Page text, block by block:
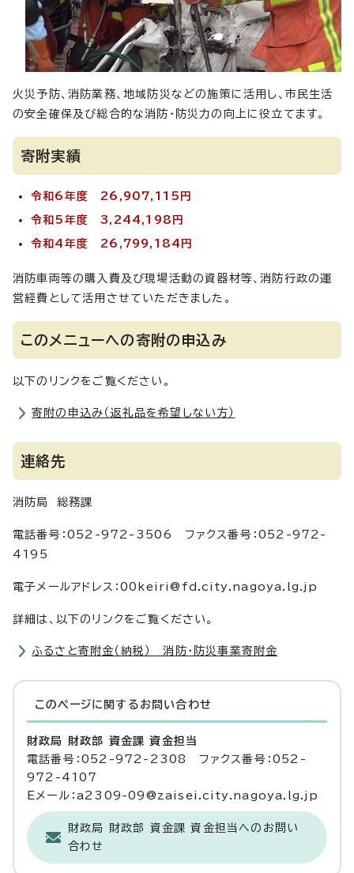
火災予防、消防業務、地域防災などの施策に活用し、市民生活
の安全確保及び総合的な消防・防災力の向上に役立てます。
寄附実績
令和6年度 26,907,115円
令和5年度 3,244,198円
令和4年度 26,799,184円
消防車両等の購入費及び現場活動の資器材等、消防行政の運
営経費として活用させていただきました。
このメニューへの寄附の申込み
以下のリンクをご覧ください。
寄附の申込み（返礼品を希望しない方）
連絡先
消防局 総務課
電話番号：052-972-3506 ファクス番号：052-972-
4195
電子メールアドレス：00keiri@fd.city.nagoya.lg.jp
詳細は、以下のリンクをご覧ください。
ふるさと寄附金（納税） 消防・防災事業寄附金
このページに関する お問い合わせ
財政局 財政部 資金課 資金担当
電話番号：052-972-2308 ファクス番号：052-
972-4107
Eメール：a2309-09@zaisei.city.nagoya.lg.jp
財政局 財政部 資金課 資金担当へのお問い
合わせ